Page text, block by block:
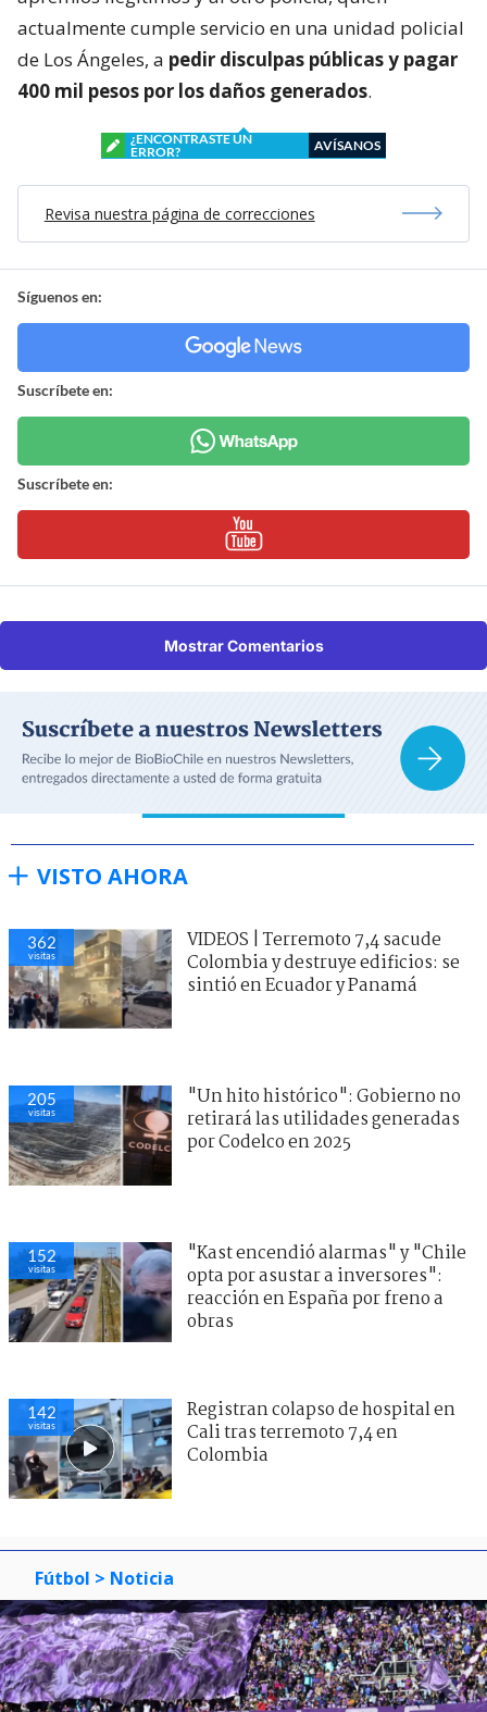
actualmente cumple servicio en una unidad policial
de Los Ángeles, a pedir disculpas públicas y pagar
400 mil pesos por los daños generados.
¿ENCONTRASTE UN
ERROR?
AVÍSANOS
Revisa nuestra página de correcciones
Síguenos en:
Suscríbete en:
Suscríbete en:
Mostrar Comentarios
VISTO AHORA
362
visitas
VIDEOS | Terremoto 7,4 sacude
Colombia y destruye edificios: se
sintió en Ecuador y Panamá
205
visitas
"Un hito histórico": Gobierno no
retirará las utilidades generadas
por Codelco en 2025
152
visitas
"Kast encendió alarmas" y "Chile
opta por asustar a inversores":
reacción en España por freno a
obras
142
visitas
Registran colapso de hospital en
Cali tras terremoto 7,4 en
Colombia
Fútbol > Noticia